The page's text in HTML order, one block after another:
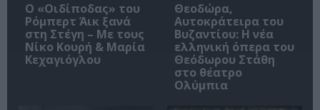
O «Οιδίποδας» του
Ρόμπερτ Άικ ξανά
στη Στέγη – Με τους
Νίκο Κουρή & Μαρία
Κεχαγιόγλου
Θεοδώρα,
Αυτοκράτειρα του
Βυζαντίου: Η νέα
ελληνική όπερα του
Θεόδωρου Στάθη
στο θέατρο
Ολύμπια